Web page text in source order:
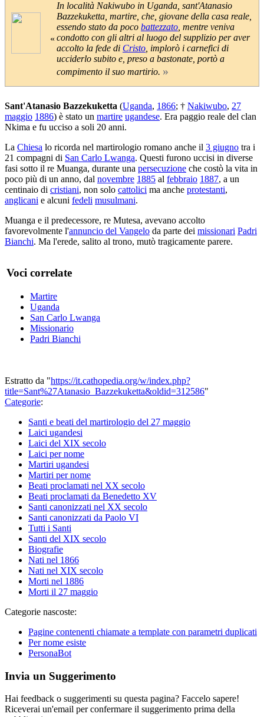
«
In località Nakiwubo in Uganda, sant'Atanasio
Bazzekuketta, martire, che, giovane della casa reale,
essendo stato da poco battezzato , mentre veniva
condotto con gli altri al luogo del supplizio per aver
accolto la fede di Cristo , implorò i carnefici di
ucciderlo subito e, preso a bastonate, portò a
compimento il suo martirio. »
Sant'Atanasio Bazzekuketta (Uganda, 1866; † Nakiwubo, 27
maggio 1886) è stato un martire ugandese. Era paggio reale del clan
Nkima e fu ucciso a soli 20 anni.
La Chiesa lo ricorda nel martirologio romano anche il 3 giugno tra i
21 compagni di San Carlo Lwanga. Questi furono uccisi in diverse
fasi sotto il re Muanga, durante una persecuzione che costò la vita in
poco più di un anno, dal novembre 1885 al febbraio 1887, a un
centinaio di cristiani, non solo cattolici ma anche protestanti,
anglicani e alcuni fedeli musulmani.
Muanga e il predecessore, re Mutesa, avevano accolto
favorevolmente l'annuncio del Vangelo da parte dei missionari Padri
Bianchi. Ma l'erede, salito al trono, mutò tragicamente parere.
Voci correlate
Martire
Uganda
San Carlo Lwanga
Missionario
Padri Bianchi
Estratto da "https://it.cathopedia.org/w/index.php?
title=Sant%27Atanasio_Bazzekuketta&oldid=312586"
Categorie:
Santi e beati del martirologio del 27 maggio
Laici ugandesi
Laici del XIX secolo
Laici per nome
Martiri ugandesi
Martiri per nome
Beati proclamati nel XX secolo
Beati proclamati da Benedetto XV
Santi canonizzati nel XX secolo
Santi canonizzati da Paolo VI
Tutti i Santi
Santi del XIX secolo
Biografie
Nati nel 1866
Nati nel XIX secolo
Morti nel 1886
Morti il 27 maggio
Categorie nascoste:
Pagine contenenti chiamate a template con parametri duplicati
Per nome esiste
PersonaBot
Invia un Suggerimento
Hai feedback o suggerimenti su questa pagina? Faccelo sapere!
Riceverai un'email per confermare il suggerimento prima della